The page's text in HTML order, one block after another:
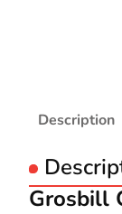
Description
Grosbill